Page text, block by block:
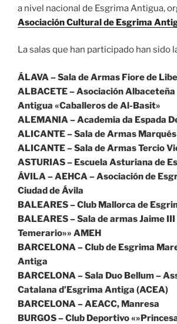
a nivel nacional de Esgrima Antigua,
Asociación Cultural de Esgrima
La salas que han participado han sido
ÁLAVA – Sala de Armas Fiore de
ALBACETE – Asociación
Antigua «Caballeros de Al-Basit»
ALEMANIA – Academia da Espada
ALICANTE – Sala de Armas
ALICANTE – Sala de Armas Tercio
ASTURIAS – Escuela Asturiana de
ÁVILA – AEHCA – Asociación de
Ciudad de Ávila
BALEARES – Club Mallorca de
BALEARES – Sala de armas Jaime III
Temerario»» AMEH
BARCELONA – Club de Esgrima
Antiga
BARCELONA – Sala Duo Bellum –
Catalana d’Esgrima Antiga (ACEA)
BARCELONA – AEACC, Manresa
BURGOS – Club Deportivo